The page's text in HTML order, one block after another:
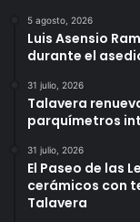
5 agosto, 2026
Luis Asensio
durante el
31 julio, 2026
Talavera
parquímetros
31 julio, 2026
El Paseo de las
cerámicos con
Talavera